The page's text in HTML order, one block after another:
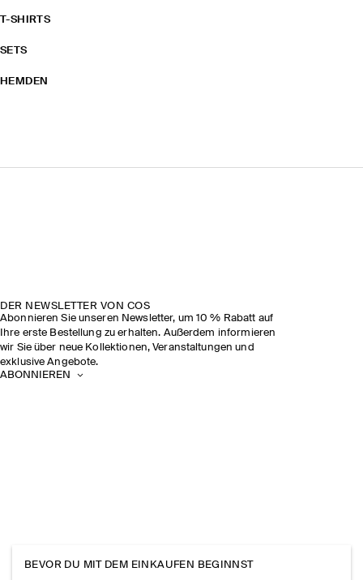
T-SHIRTS
SETS
HEMDEN
DER NEWSLETTER VON COS
Abonnieren Sie unseren Newsletter, um 10 % Rabatt auf
Ihre erste Bestellung zu erhalten. Außerdem informieren
wir Sie über neue Kollektionen, Veranstaltungen und
exklusive Angebote.
ABONNIEREN
BEVOR DU MIT DEM EINKAUFEN BEGINNST